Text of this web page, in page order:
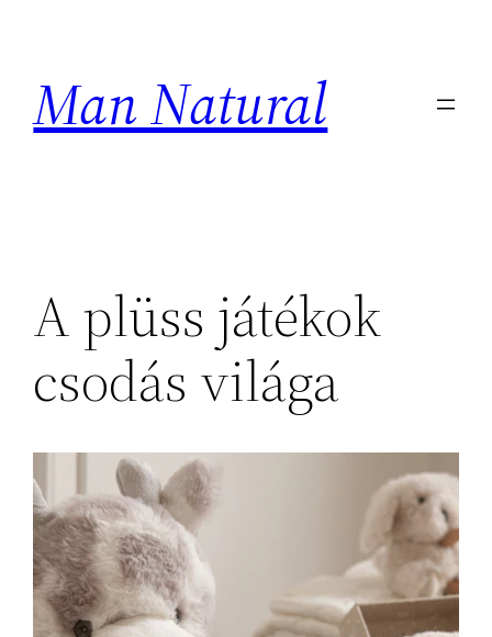
tartalomhoz
Man Natural
A plüss játékok
csodás világa